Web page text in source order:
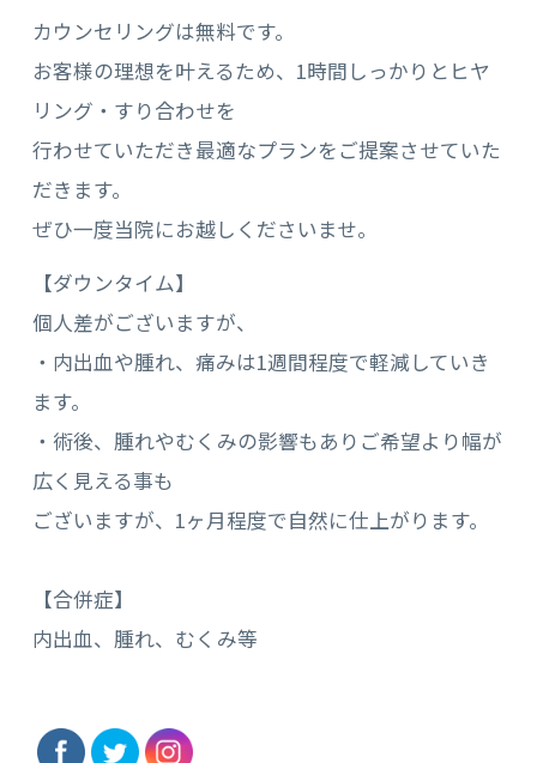
カウンセリングは無料です。
お客様の理想を叶えるため、1時間しっかりとヒヤ
リング・すり合わせを
行わせていただき最適なプランをご提案させていた
だきます。
ぜひ一度当院にお越しくださいませ。
【ダウンタイム】
個人差がございますが、
・内出血や腫れ、痛みは1週間程度で軽減していき
ます。
・術後、腫れやむくみの影響もありご希望より幅が
広く見える事も
ございますが、1ヶ月程度で自然に仕上がります。
【合併症】
内出血、腫れ、むくみ等